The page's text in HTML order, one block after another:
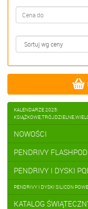
KALENDARZE 2025:
NOWOŚCI
PENDRIVY FLASHPOD
PENDRIVY I DYSKI PQI
PENDRIVY I DYSKI SILICON
KATALOG